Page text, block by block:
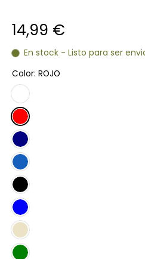
14,99 €
En stock - Listo para ser
Color: ROJO